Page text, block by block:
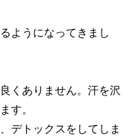
ようになってきまし
くありません。汗を沢
す。
デトックスをしてしま